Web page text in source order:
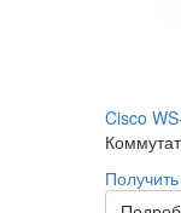
Cisco